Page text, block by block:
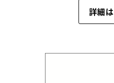
詳細